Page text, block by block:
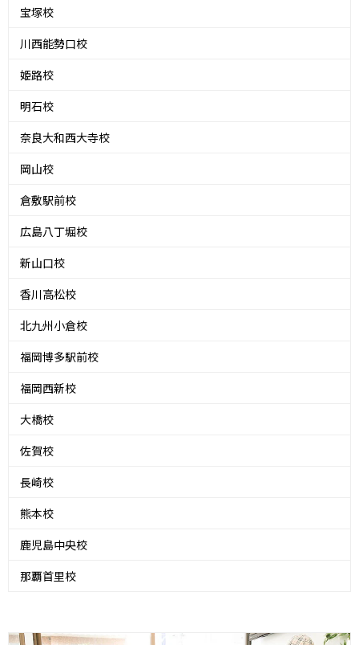
宝塚校
川西能勢口校
姫路校
明石校
奈良大和西大寺校
岡山校
倉敷駅前校
広島八丁堀校
新山口校
香川高松校
北九州小倉校
福岡博多駅前校
福岡西新校
大橋校
佐賀校
長崎校
熊本校
鹿児島中央校
那覇首里校